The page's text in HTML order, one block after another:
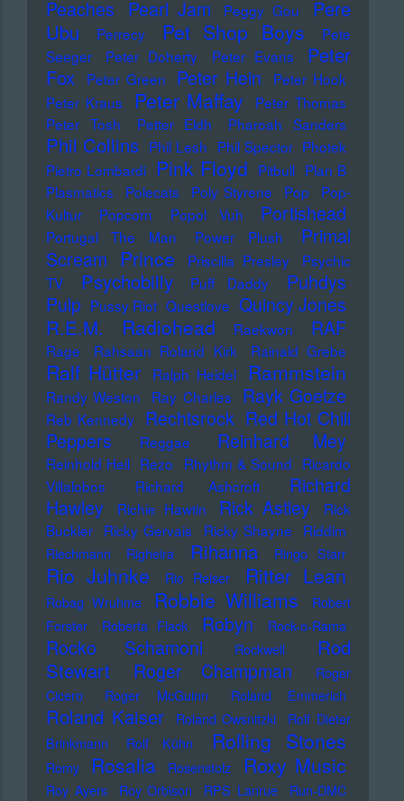
Peaches Pearl Jam Peggy Gou
Pere
Ubu
Perrecy Pet Shop Boys
Pete
Seeger
Peter Doherty Peter Evans
Peter
Fox
Peter Green Peter Hein
Peter Hook
Peter Kraus
Peter Maffay
Peter Thomas
Peter Tosh
Petter Eldh Pharoah Sanders
Phil Collins Phil Lesh Phil Spector Photek
Pietro Lombardi
Pink Floyd Pitbull Plan B
Plasmatics
Polecats Poly Styrene Pop
Pop-
Kultur
Popcorn Popol Vuh Portishead
Portugal The Man Power Plush
Primal
Scream
Prince Priscilla Presley
Psychic
TV
Psychobilly Puff Daddy
Puhdys
Pulp Pussy Riot Questlove Quincy Jones
R.E.M. Radiohead Raekwon RAF
Rage Rahsaan Roland Kirk Rainald Grebe
Ralf Hütter Ralph Heidel Rammstein
Randy Weston Ray Charles Rayk Goetze
Reb Kennedy Rechtsrock Red Hot Chili
Peppers
Reggae Reinhard Mey
Reinhold Heil Rezo Rhythm & Sound Ricardo
Villalobos
Richard Ashcroft
Richard
Hawley
Richie Hawtin Rick Astley
Rick
Buckler
Ricky Gervais Ricky Shayne Riddim
Riechmann Righeira Rihanna Ringo Starr
Rio Juhnke Rio Reiser Ritter Lean
Robag Wruhme Robbie Williams
Robert
Forster
Roberta Flack Robyn Rock-o-Rama
Rocko Schamoni Rockwell
Rod
Stewart
Roger Champman
Roger
Cicero
Roger McGuinn Roland Emmerich
Roland Kaiser Roland Owsnitzki
Rolf Dieter
Brinkmann
Rolf Kühn Rolling Stones
Romy Rosalia Rosenstolz Roxy Music
Roy Ayers Roy Orbison RPS Lanrue
Run-DMC